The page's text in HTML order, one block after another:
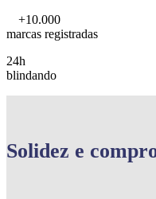
+10.000
marcas registradas
24h
blindando
Solidez e